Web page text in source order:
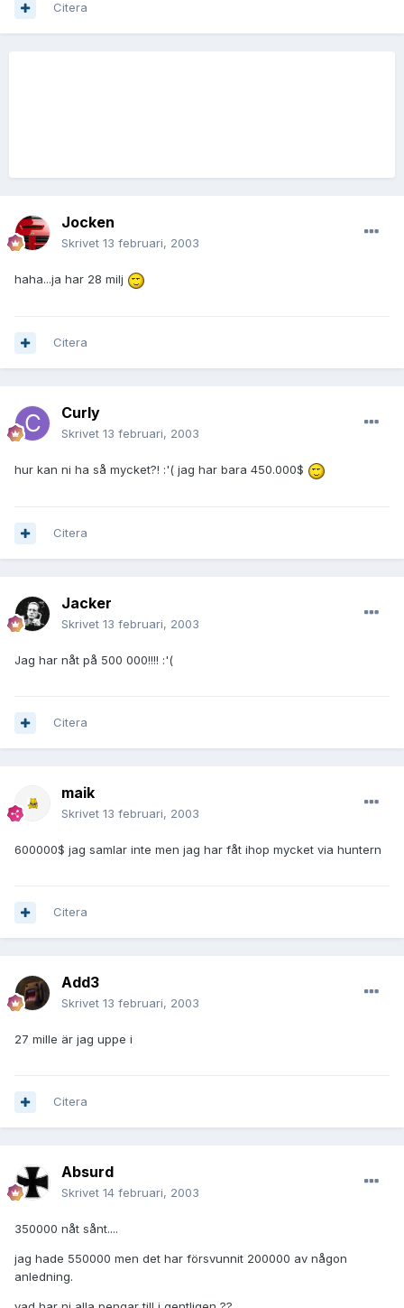
Citera
Jocken
Skrivet 13 februari, 2003
haha...ja har 28 milj
Citera
Curly
Skrivet 13 februari, 2003
hur kan ni ha så mycket?! :'( jag har bara 450.000$
Citera
Jacker
Skrivet 13 februari, 2003
Jag har nåt på 500 000!!!! :'(
Citera
maik
Skrivet 13 februari, 2003
600000$ jag samlar inte men jag har fåt ihop mycket via huntern
Citera
Add3
Skrivet 13 februari, 2003
27 mille är jag uppe i
Citera
Absurd
Skrivet 14 februari, 2003
350000 nåt sånt....
jag hade 550000 men det har försvunnit 200000 av någon
anledning.